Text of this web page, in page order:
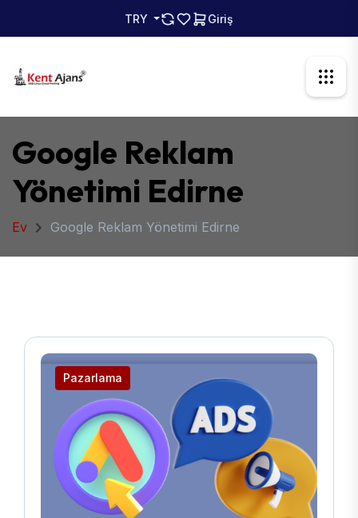
TRY Giriş
Google Reklam
Yönetimi Edirne
Ev Google Reklam Yönetimi Edirne
Pazarlama